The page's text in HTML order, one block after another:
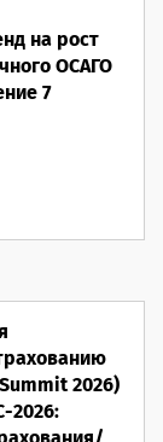
на рост
ОСАГО
7
2026)
2026: